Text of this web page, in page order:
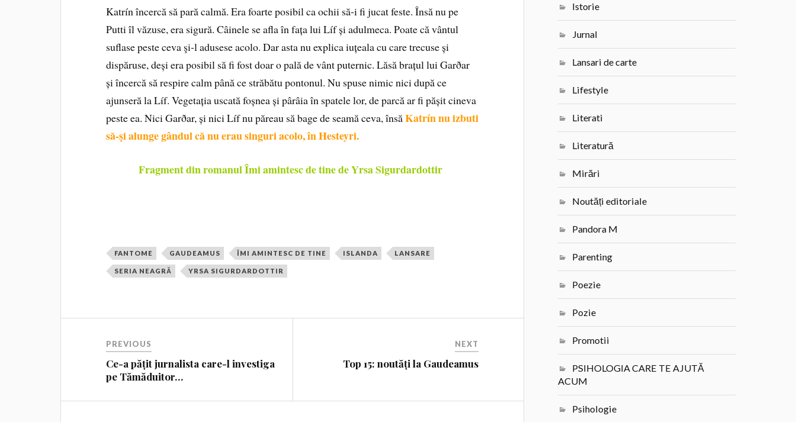
Katrín încercă să pară calmă. Era foarte posibil ca ochii să‑i fi jucat feste. Însă nu pe
Putti îl văzuse, era sigură. Câinele se afla în fața lui Líf și adulmeca. Poate că vântul
suflase peste ceva şi‑l adusese acolo. Dar asta nu explica iuțeala cu care trecuse și
dispăruse, deși era posibil să fi fost doar o pală de vânt puternic. Lăsă brațul lui Garðar
și încercă să respire calm până ce străbătu pontonul. Nu spuse nimic nici după ce
ajunseră la Líf. Vegetația uscată foșnea și pârâia în spatele lor, de parcă ar fi pășit cineva
peste ea. Nici Garðar, și nici Líf nu păreau să bage de seamă ceva, însăKatrín nu izbuti
să‑şi alunge gândul că nu erau singuri acolo, în Hesteyri.
Fragment din romanul Îmi amintesc de tine de Yrsa Sigurdardottir
FANTOME GAUDEAMUS ÎMI AMINTESC DE TINE ISLANDA LANSARE
SERIA NEAGRĂ YRSA SIGURDARDOTTIR
PREVIOUS
Ce-a pățit jurnalista care-l investiga
pe Tămăduitor…
NEXT
Top 15: noutăți la Gaudeamus
Istorie
Jurnal
Lansari de carte
Lifestyle
Literati
Literatură
Mirări
Noutăți editoriale
Pandora M
Parenting
Poezie
Pozie
Promotii
PSIHOLOGIA CARE TE AJUTĂ
ACUM
Psihologie